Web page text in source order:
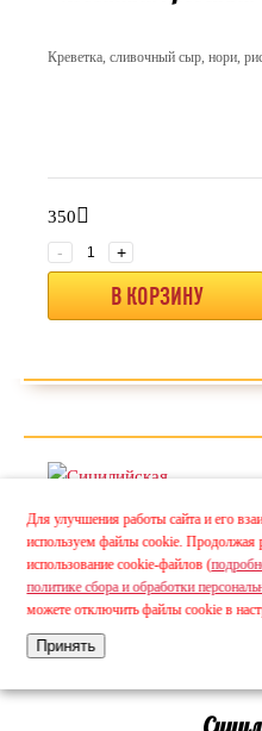
Креветка, сливочный сыр, нори,
350
-
+
В КОРЗИНУ
Для улучшения работы сайта и его
используем файлы cookie. Продолжая
использование cookie-файлов (
политике сбора и обработки
можете отключить файлы cookie в
Принять